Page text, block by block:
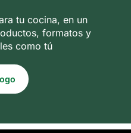
tu cocina, en un
formatos y
como tú